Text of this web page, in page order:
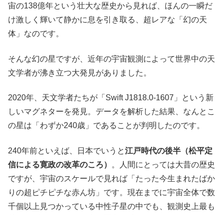
宙の138億年という壮大な歴史から見れば、ほんの一瞬だ
け激しく輝いて静かに息を引き取る、超レアな「幻の天
体」なのです。
そんな幻の星ですが、近年の宇宙観測によって世界中の天
文学者が沸き立つ大発見がありました。
2020年、天文学者たちが「Swift J1818.0-1607」という新
しいマグネターを発見。データを解析した結果、なんとこ
の星は「わずか240歳」であることが判明したのです。
240年前といえば、日本でいうと江戸時代の後半（松平定
信による寛政の改革のころ）
。人間にとっては大昔の歴史
ですが、宇宙のスケールで見れば「たった今生まれたばか
りの超ピチピチな赤ん坊」です。現在までに宇宙全体で数
千個以上見つかっている中性子星の中でも、観測史上最も